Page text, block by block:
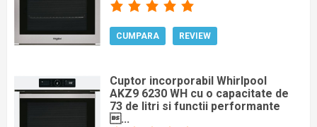
CUMPARA REVIEW
Cuptor incorporabil Whirlpool
AKZ9 6230 WH cu o capacitate de
73 de litri si functii performante
...